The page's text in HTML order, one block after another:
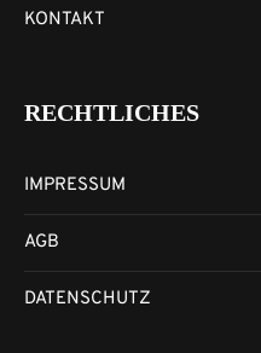
KONTAKT
RECHTLICHES
IMPRESSUM
AGB
DATENSCHUTZ